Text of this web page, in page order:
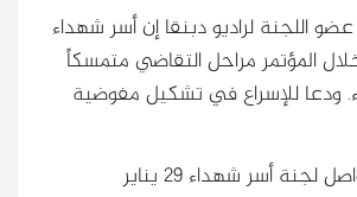
اللجنة لراديو دبنقا إن أسر شهداء
خلال المؤتمر مراحل التقاضي متمسكاً
ودعا للإسراع في تشكيل مفوضية
من جهة أخرى، تواصل لجنة أسر شهداء 29 يناير